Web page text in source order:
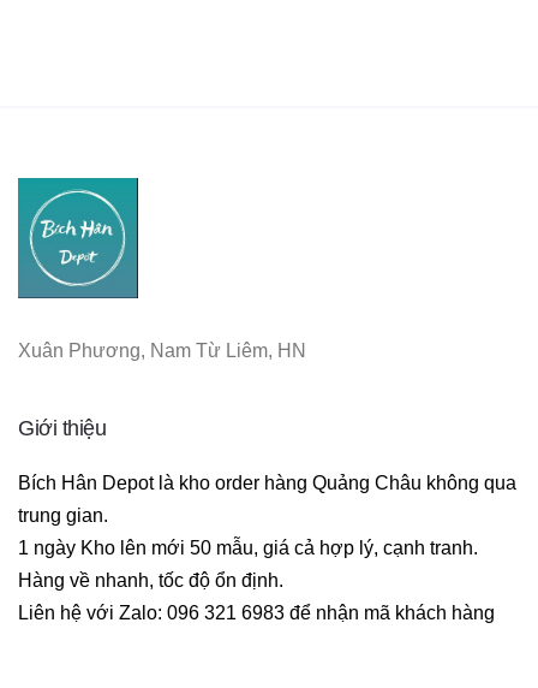
Xuân Phương, Nam Từ Liêm, HN
Giới thiệu
Bích Hân Depot là kho order hàng Quảng Châu không qua
trung gian.
1 ngày Kho lên mới 50 mẫu, giá cả hợp lý, cạnh tranh.
Hàng về nhanh, tốc độ ổn định.
Liên hệ với Zalo: 096 321 6983 để nhận mã khách hàng